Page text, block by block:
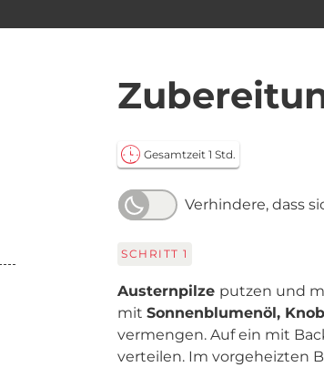
Gesamtzeit 1 Std.
Verhindere, dass
SCHRITT 1
Austernpilze putzen und
mit Sonnenblumenöl,
vermengen. Auf ein mit
verteilen. Im vorgeheizten